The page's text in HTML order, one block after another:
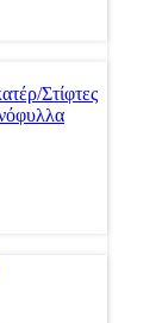
Στίφτες